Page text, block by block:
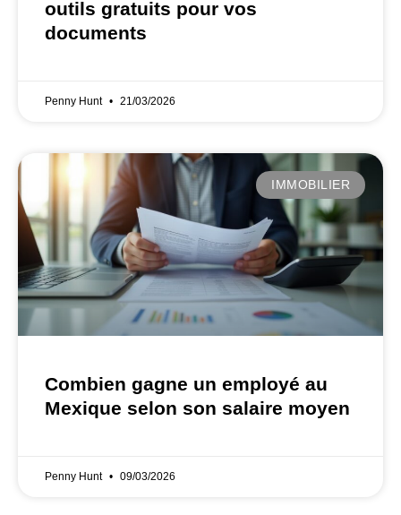
outils gratuits pour vos
documents
Penny Hunt 21/03/2026
IMMOBILIER
Combien gagne un employé au
Mexique selon son salaire moyen
Penny Hunt 09/03/2026